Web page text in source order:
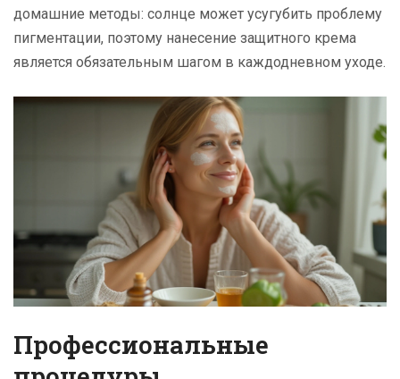
домашние методы: солнце может усугубить проблему
пигментации, поэтому нанесение защитного крема
является обязательным шагом в каждодневном уходе.
Профессиональные